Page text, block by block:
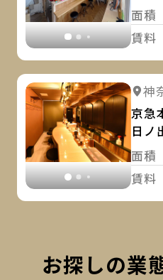
面積
賃料
詳神
京急
日ノ
面積
賃料
お探しの業